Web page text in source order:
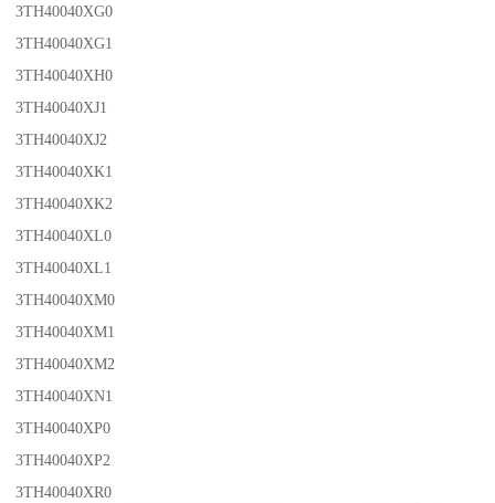
3TH40040XG0
3TH40040XG1
3TH40040XH0
3TH40040XJ1
3TH40040XJ2
3TH40040XK1
3TH40040XK2
3TH40040XL0
3TH40040XL1
3TH40040XM0
3TH40040XM1
3TH40040XM2
3TH40040XN1
3TH40040XP0
3TH40040XP2
3TH40040XR0